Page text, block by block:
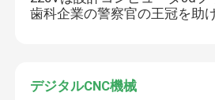
歯科企業の警察官の王冠を助
デジタルCNC機械